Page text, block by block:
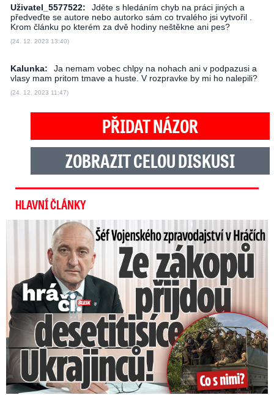
Uživatel_5577522:
Jděte s hledáním chyb na práci jiných a
předveďte se autore nebo autorko sám co trvalého jsi vytvořil .
Krom článku po kterém za dvě hodiny neštěkne ani pes?
(24. 12. 2023 13:40)
Kalunka:
Ja nemam vobec chlpy na nohach ani v podpazusi a
vlasy mam pritom tmave a huste. V rozpravke by mi ho nalepili?
(24. 12. 2023 11:47)
PŘIDAT NÁZOR
ZOBRAZIT CELOU DISKUSI
HLAVNÍ ČLÁNKY
Šéf Vojenského zpravodajství: Přijdou desetitisíce Ukrajinců